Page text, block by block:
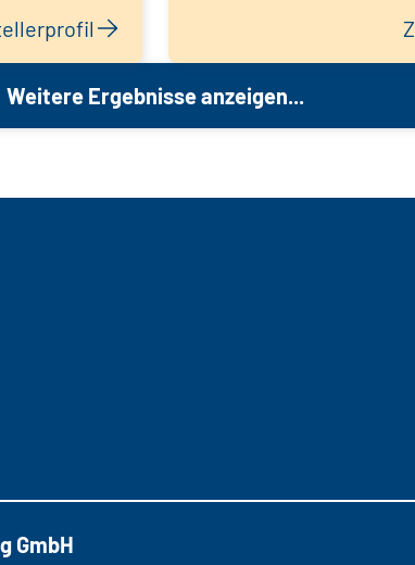
Weitere Ergebnisse anzeigen...
GmbH